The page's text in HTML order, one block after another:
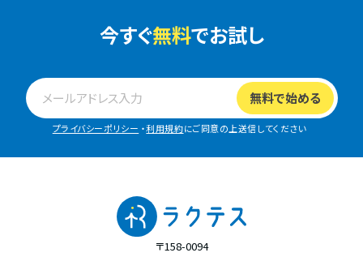
今すぐ無料でお試し
プライバシーポリシー ・利用規約にご同意の上送信してください
〒158-0094